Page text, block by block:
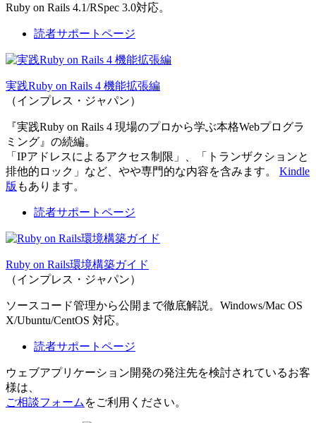
Ruby on Rails 4.1/RSpec 3.0対応。
読者サポートページ
実践Ruby on Rails 4 機能拡張編
（インプレス・ジャパン）
『実践Ruby on Rails 4 現場のプロから学ぶ本格Webプログラ
ミング』の続編。
「IPアドレスによるアクセス制限」、「トランザクションと
排他的ロック」など、やや専門的な内容を含みます。 Kindle
版 もあります。
読者サポートページ
Ruby on Rails環境構築ガイド
（インプレス・ジャパン）
ソースコード管理から公開まで徹底解説。Windows/Mac OS
X/Ubuntu/CentOS 対応。
読者サポートページ
ウェブアプリケーション開発の発注先を検討されているお客
様は、
ご相談フォーム をご利用ください。